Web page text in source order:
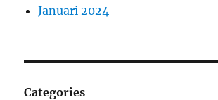
Januari 2024
Categories